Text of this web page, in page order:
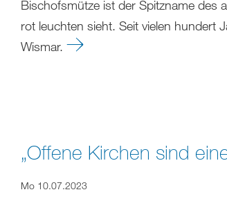
Bischofsmütze ist der Spitzname des
rot leuchten sieht. Seit vielen hundert
Wismar.
„Offene Kirchen sind
Mo 10.07.2023